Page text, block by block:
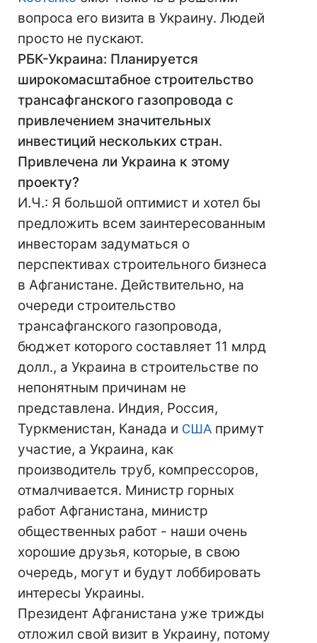
вопроса его визита в Украину. Людей
просто не пускают.
РБК-Украина: Планируется
широкомасштабное строительство
трансафганского газопровода с
привлечением значительных
инвестиций нескольких стран.
Привлечена ли Украина к этому
проекту?
И.Ч.: Я большой оптимист и хотел бы
предложить всем заинтересованным
инвесторам задуматься о
перспективах строительного бизнеса
в Афганистане. Действительно, на
очереди строительство
трансафганского газопровода,
бюджет которого составляет 11 млрд
долл., а Украина в строительстве по
непонятным причинам не
представлена. Индия, Россия,
Туркменистан, Канада и США примут
участие, а Украина, как
производитель труб, компрессоров,
отмалчивается. Министр горных
работ Афганистана, министр
общественных работ - наши очень
хорошие друзья, которые, в свою
очередь, могут и будут лоббировать
интересы Украины.
Президент Афганистана уже трижды
отложил свой визит в Украину, потому